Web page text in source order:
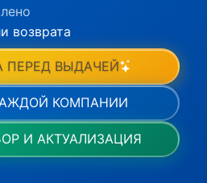
возврата
ПЕРЕД ВЫДАЧЕЙ
КОМПАНИИ
И АКТУАЛИЗАЦИЯ